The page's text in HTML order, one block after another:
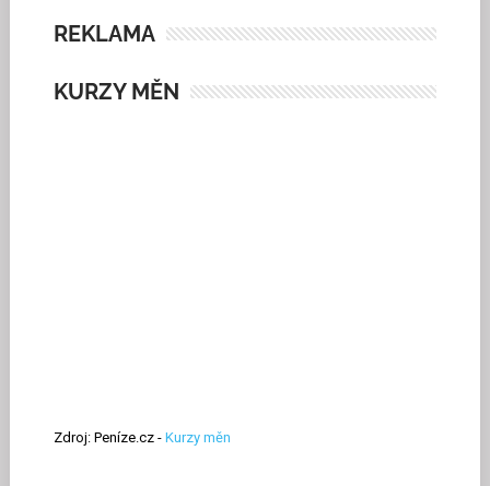
REKLAMA
KURZY MĚN
Zdroj: Peníze.cz - Kurzy měn